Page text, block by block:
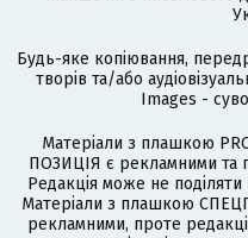
Будь-яке копіювання,
творів та/або
Images -
Матеріали з плашкою
ПОЗИЦІЯ є рекламними та
Редакція може не
Матеріали з плашкою
рекламними, проте